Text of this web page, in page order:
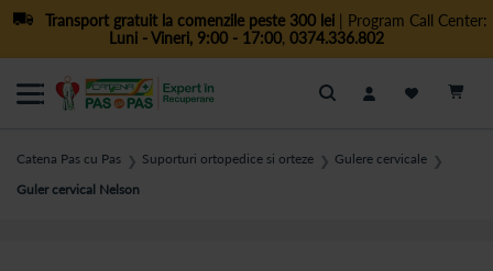
Transport gratuit la comenzile peste 300 lei| Program Call Center:
Luni - Vineri, 9:00 - 17:00, 0374.336.802
Cautare
Catena Pas cu Pas ❯ Suporturi ortopedice si orteze ❯ Gulere cervicale ❯
Guler cervical Nelson